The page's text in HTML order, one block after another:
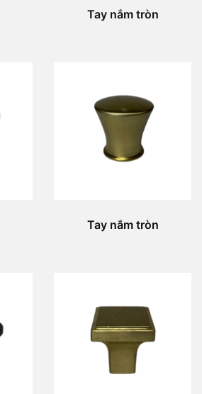
Tay nắm tròn
Tay nắm tròn